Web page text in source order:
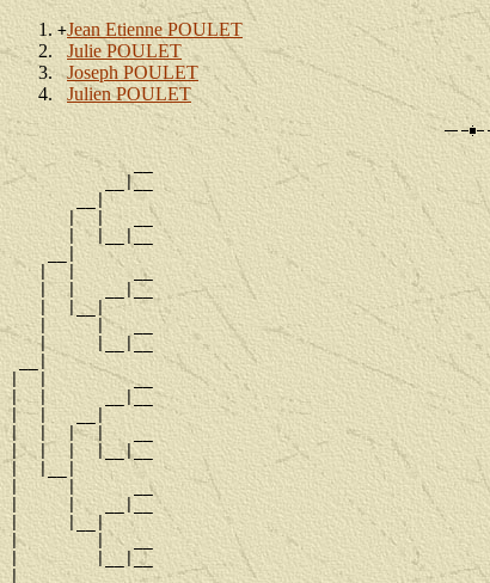
+Jean Etienne POULET
Julie POULET
Joseph POULET
Julien POULET
             __
          __|__
       __|
      |  |   __
      |  |__|__
    __|
   |  |      __
   |  |   __|__
   |  |__|
   |     |   __
   |     |__|__
__|
|  |         __
|  |      __|__
|  |   __|
|  |  |  |   __
|  |  |  |__|__
|  |__|
|     |      __
|     |   __|__
|     |__|
|        |   __
|        |__|__